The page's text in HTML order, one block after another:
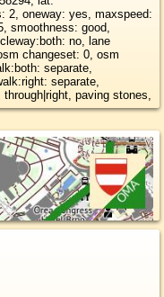
2, oneway: yes, maxspeed:
smoothness: good,
no, lane
changeset: 0, osm
separate,
separate,
paving stones,